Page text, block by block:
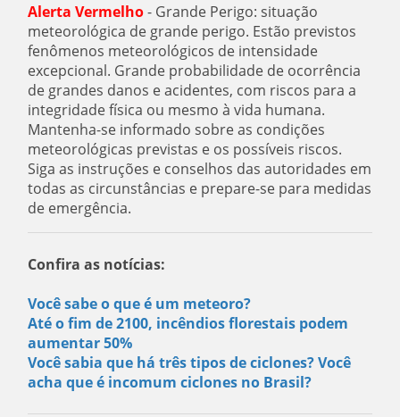
Alerta Vermelho- Grande Perigo: situação
meteorológica de grande perigo. Estão previstos
fenômenos meteorológicos de intensidade
excepcional. Grande probabilidade de ocorrência
de grandes danos e acidentes, com riscos para a
integridade física ou mesmo à vida humana.
Mantenha-se informado sobre as condições
meteorológicas previstas e os possíveis riscos.
Siga as instruções e conselhos das autoridades em
todas as circunstâncias e prepare-se para medidas
de emergência.
Confira as notícias:
Você sabe o que é um meteoro?
Até o fim de 2100, incêndios florestais podem
aumentar 50%
Você sabia que há três tipos de ciclones? Você
acha que é incomum ciclones no Brasil?